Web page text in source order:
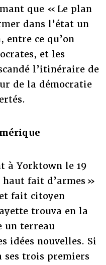
que « Le plan
dans l’état un
ce qu’on
et les
l’itinéraire de
de la démocratie
à Yorktown le 19
haut fait d’armes »
fait citoyen
trouva en la
un terreau
idées nouvelles. Si
ses trois premiers